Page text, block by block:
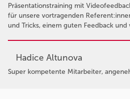
Präsentationstraining mit
für unsere vortragenden
und Tricks, einem guten Feedback
Hadice Altunova
Super kompetente Mitarbeiter,